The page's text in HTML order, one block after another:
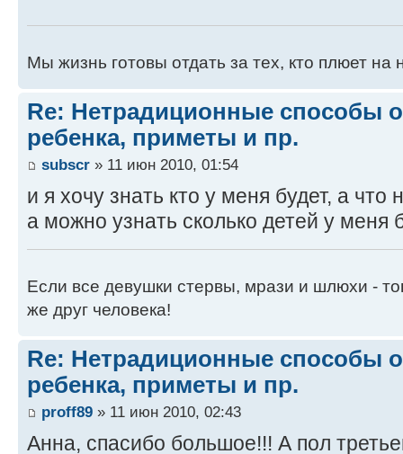
Мы жизнь готовы отдать за тех, кто плюет на
Re: Нетрадиционные способы
ребенка, приметы и пр.
subscr » 11 июн 2010, 01:54
и я хочу знать кто у меня будет, а что
а можно узнать сколько детей у меня
Если все девушки стервы, мрази и шлюхи -
же друг человека!
Re: Нетрадиционные способы
ребенка, приметы и пр.
proff89 » 11 июн 2010, 02:43
Анна, спасибо большое!!! А пол